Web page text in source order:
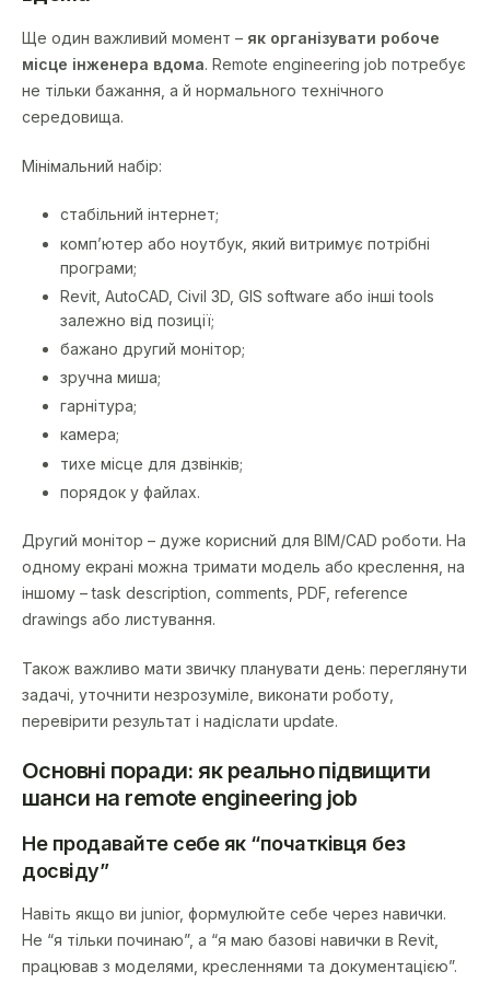
Ще один важливий момент – як організувати робоче
місце інженера вдома. Remote engineering job потребує
не тільки бажання, а й нормального технічного
середовища.
Мінімальний набір:
стабільний інтернет;
комп’ютер або ноутбук, який витримує потрібні
програми;
Revit, AutoCAD, Civil 3D, GIS software або інші tools
залежно від позиції;
бажано другий монітор;
зручна миша;
гарнітура;
камера;
тихе місце для дзвінків;
порядок у файлах.
Другий монітор – дуже корисний для BIM/CAD роботи. На
одному екрані можна тримати модель або креслення, на
іншому – task description, comments, PDF, reference
drawings або листування.
Також важливо мати звичку планувати день: переглянути
задачі, уточнити незрозуміле, виконати роботу,
перевірити результат і надіслати update.
Основні поради: як реально підвищити
шанси на remote engineering job
Не продавайте себе як “початківця без
досвіду”
Навіть якщо ви junior, формулюйте себе через навички.
Не “я тільки починаю”, а “я маю базові навички в Revit,
працював з моделями, кресленнями та документацією”.